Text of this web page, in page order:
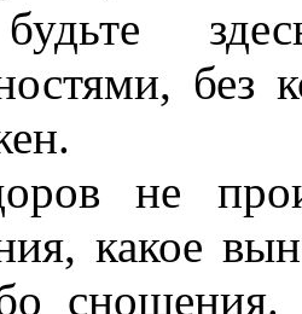
не
какое
сношения.